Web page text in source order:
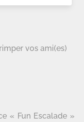
vos ami(es)
« Fun Escalade »